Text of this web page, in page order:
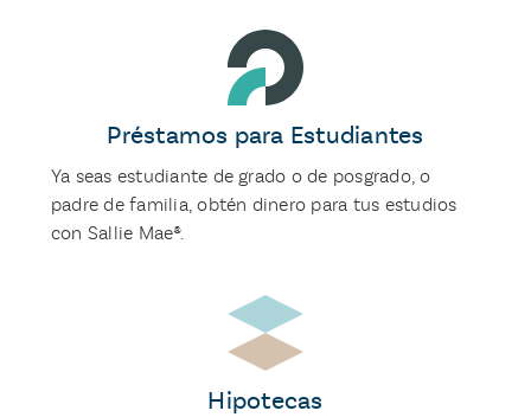
Préstamos para Estudiantes
Ya seas estudiante de grado o de posgrado, o
padre de familia, obtén dinero para tus estudios
con Sallie Mae®.
Hipotecas